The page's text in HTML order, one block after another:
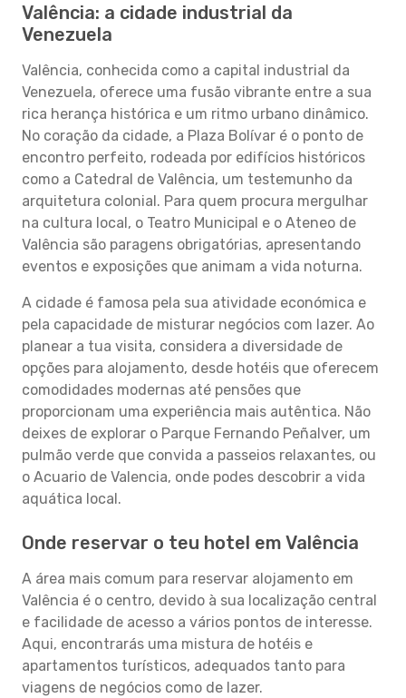
Valência: a cidade industrial da
Venezuela
Valência, conhecida como a capital industrial da
Venezuela, oferece uma fusão vibrante entre a sua
rica herança histórica e um ritmo urbano dinâmico.
No coração da cidade, a Plaza Bolívar é o ponto de
encontro perfeito, rodeada por edifícios históricos
como a Catedral de Valência, um testemunho da
arquitetura colonial. Para quem procura mergulhar
na cultura local, o Teatro Municipal e o Ateneo de
Valência são paragens obrigatórias, apresentando
eventos e exposições que animam a vida noturna.
A cidade é famosa pela sua atividade económica e
pela capacidade de misturar negócios com lazer. Ao
planear a tua visita, considera a diversidade de
opções para alojamento, desde hotéis que oferecem
comodidades modernas até pensões que
proporcionam uma experiência mais autêntica. Não
deixes de explorar o Parque Fernando Peñalver, um
pulmão verde que convida a passeios relaxantes, ou
o Acuario de Valencia, onde podes descobrir a vida
aquática local.
Onde reservar o teu hotel em Valência
A área mais comum para reservar alojamento em
Valência é o centro, devido à sua localização central
e facilidade de acesso a vários pontos de interesse.
Aqui, encontrarás uma mistura de hotéis e
apartamentos turísticos, adequados tanto para
viagens de negócios como de lazer.